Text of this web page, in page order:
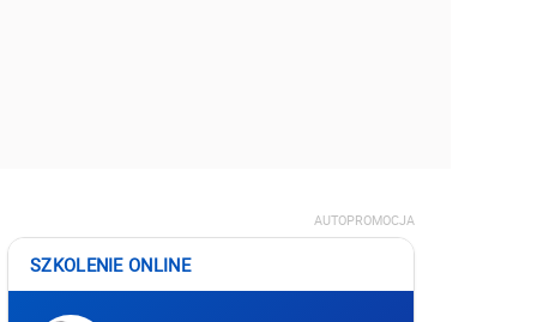
AUTOPROMOCJA
SZKOLENIE ONLINE